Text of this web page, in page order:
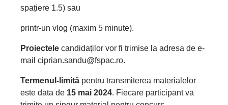
spațiere 1.5) sau
printr-un vlog (maxim 5 minute).
Proiectele candidaților vor fi trimise la adresa de e-
mail ciprian.sandu@fspac.ro.
Termenul-limită pentru transmiterea materialelor
este data de 15 mai 2024. Fiecare participant va